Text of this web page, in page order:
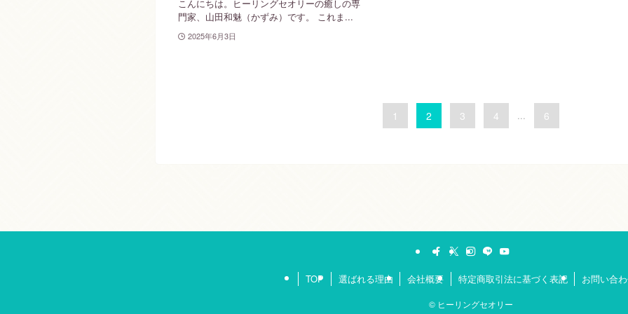
こんにちは。ヒーリングセオリーの癒しの専
門家、山田和魅（かずみ）です。 これま...
2025年6月3日
1 2 3 4 ... 6
TOP 選ばれる理由 会社概要 特定商取引法に基づく表記 お問い合
© ヒーリングセオリー